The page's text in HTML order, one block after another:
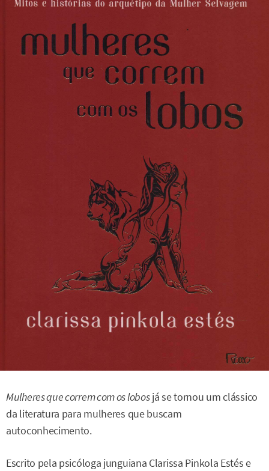
Mulheres que correm com os lobosjá se tornou um clássico
da literatura para mulheres que buscam
autoconhecimento.
Escrito pela psicóloga junguiana Clarissa Pinkola Estés e